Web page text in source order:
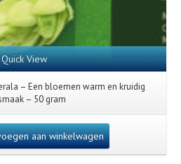
Quick View
– Een bloemen warm en kruidig
– 50 gram
aan winkelwagen